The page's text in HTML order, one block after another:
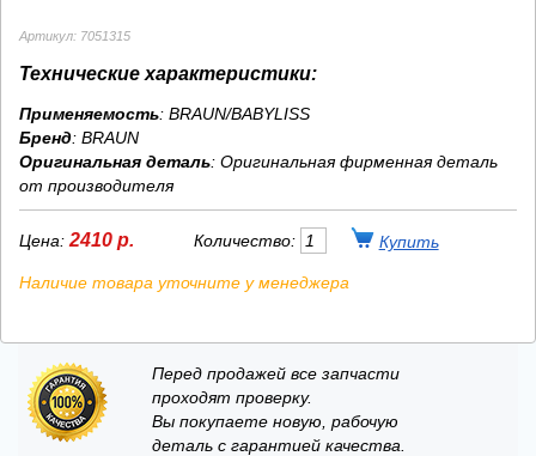
Артикул: 7051315
Технические характеристики:
Применяемость: BRAUN/BABYLISS
Бренд: BRAUN
Оригинальная деталь: Оригинальная фирменная деталь
от производителя
Цена: 2410 р. Количество:
Наличие товара уточните у менеджера
Перед продажей все запчасти
проходят проверку.
Вы покупаете новую, рабочую
деталь с гарантией качества.